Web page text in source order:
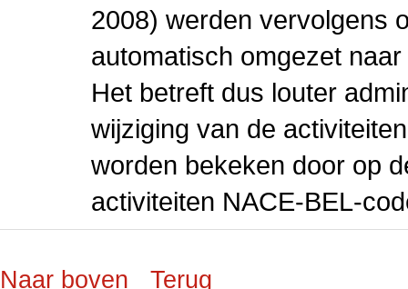
2008) werden vervolgens
automatisch omgezet
Het betreft dus louter
wijziging van de
worden bekeken door op
activiteiten NACE-BEL-
Naar boven Terug